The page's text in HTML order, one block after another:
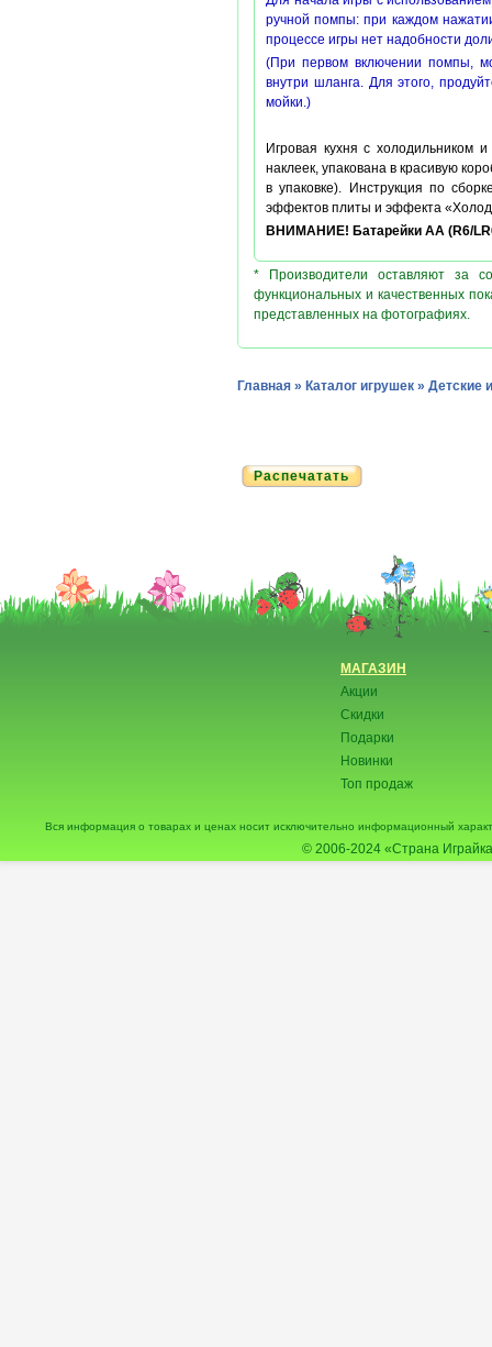
ручной помпы: при каждом
процессе игры нет надобности
(При первом включении помпы,
внутри шланга. Для этого,
мойки.)
Игровая кухня с холодильником
наклеек, упакована в красивую
в упаковке). Инструкция по
эффектов плиты и эффекта
ВНИМАНИЕ! Батарейки АА (R6/
* Производители оставляют за
функциональных и качественных
представленных на фотографиях.
Главная » Каталог игрушек » Детские
Распечатать
МАГАЗИН
Акции
Скидки
Подарки
Новинки
Топ продаж
Вся информация о товарах и ценах носит исключительно информационный
© 2006-2024 «Страна